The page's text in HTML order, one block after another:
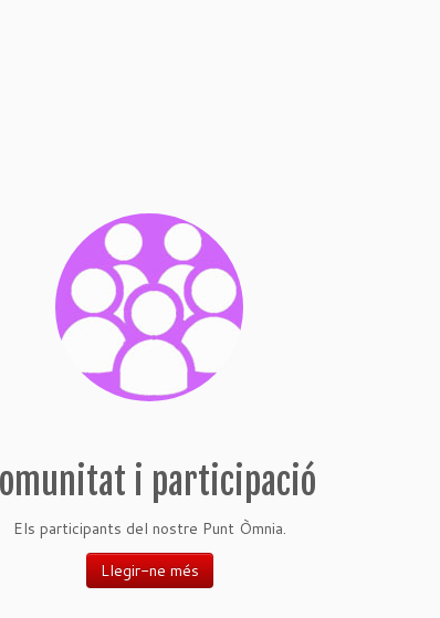
i participació
Els participants del nostre Punt Òmnia.
Llegir-ne més